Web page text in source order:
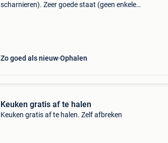
scharnieren). Zeer goede staat (geen enkele
Zo goed als nieuw Ophalen
Keuken gratis af te halen
Keuken gratis af te halen. Zelf afbreken